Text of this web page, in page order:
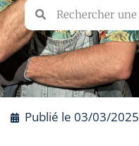
Publié le 03/03/2025